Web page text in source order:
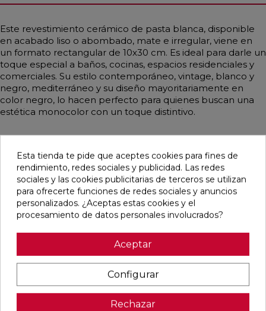
Este revestimiento cerámico de pasta blanca, disponible
en acabado liso o abombado, mate e irregular, viene en
un formato rectangular de 10x30 cm. Es ideal para darle un
toque especial a baños, cocinas, espacios residenciales y
comerciales. Su estilo contemporáneo, vintage, blanco y
negro, mediterráneo y su diseño mayoritariamente en
color negro, lo hacen perfecto para quienes buscan una
estética monocolor con un toque distintivo.
Pensamos que te puede interesar
ALAPLANA
BODO
60X120
RECTIFICADO
Ref:
Alaplana
favorite
VERONA
WHITE MATE
RECTIFICADO
Ref:
Colorker
favorite
KAWAII GREY
MATE
31,6X100
RECTIFICADO
Ref:
91080491
Colorker
favorite
PALOMASTONE
WALL WHITE
RECTIFICADO
Ref:
TAU
Esta tienda te pide que aceptes cookies para fines de
rendimiento, redes sociales y publicidad. Las redes
sociales y las cookies publicitarias de terceros se utilizan
para ofrecerte funciones de redes sociales y anuncios
personalizados. ¿Aceptas estas cookies y el
procesamiento de datos personales involucrados?
Aceptar
Configurar
Rechazar